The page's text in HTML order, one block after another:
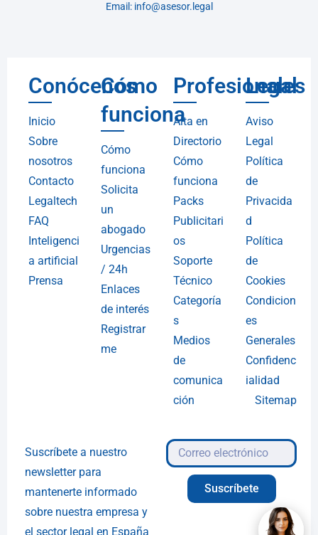
Email: info@asesor.legal
Conócenos
Inicio
Sobre
nosotros
Contacto
Legaltech
FAQ
Inteligenci
a artificial
Prensa
Cómo
funciona
Cómo
funciona
Solicita
un
abogado
Urgencias
/ 24h
Enlaces
de interés
Registrar
me
Profesionales
Alta en
Directorio
Cómo
funciona
Packs
Publicitari
os
Soporte
Técnico
Categoría
s
Medios
de
comunica
ción
Legal
Aviso
Legal
Política
de
Privacida
d
Política
de
Cookies
Condicion
es
Generales
Confidenc
ialidad
Sitemap
Suscríbete a nuestro
newsletter para
mantenerte informado
sobre nuestra empresa y
el sector legal en España
Suscríbete